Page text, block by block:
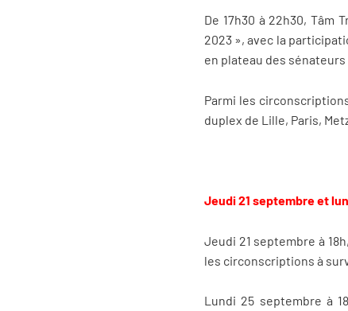
De 17h30 à 22h30, Tâm
2023 », avec la
en plateau des
Parmi les
duplex de Lille, Paris,
Jeudi 21 septembre et
Jeudi 21 septembre à
les circonscriptions à
Lundi 25 septembre à